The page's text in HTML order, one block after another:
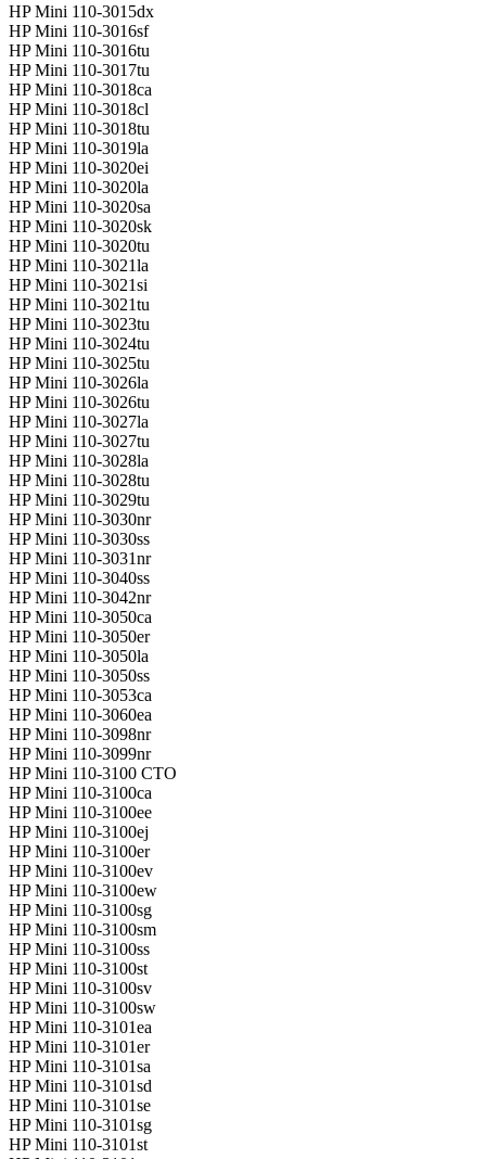
HP Mini 110-3015dx
HP Mini 110-3016sf
HP Mini 110-3016tu
HP Mini 110-3017tu
HP Mini 110-3018ca
HP Mini 110-3018cl
HP Mini 110-3018tu
HP Mini 110-3019la
HP Mini 110-3020ei
HP Mini 110-3020la
HP Mini 110-3020sa
HP Mini 110-3020sk
HP Mini 110-3020tu
HP Mini 110-3021la
HP Mini 110-3021si
HP Mini 110-3021tu
HP Mini 110-3023tu
HP Mini 110-3024tu
HP Mini 110-3025tu
HP Mini 110-3026la
HP Mini 110-3026tu
HP Mini 110-3027la
HP Mini 110-3027tu
HP Mini 110-3028la
HP Mini 110-3028tu
HP Mini 110-3029tu
HP Mini 110-3030nr
HP Mini 110-3030ss
HP Mini 110-3031nr
HP Mini 110-3040ss
HP Mini 110-3042nr
HP Mini 110-3050ca
HP Mini 110-3050er
HP Mini 110-3050la
HP Mini 110-3050ss
HP Mini 110-3053ca
HP Mini 110-3060ea
HP Mini 110-3098nr
HP Mini 110-3099nr
HP Mini 110-3100 CTO
HP Mini 110-3100ca
HP Mini 110-3100ee
HP Mini 110-3100ej
HP Mini 110-3100er
HP Mini 110-3100ev
HP Mini 110-3100ew
HP Mini 110-3100sg
HP Mini 110-3100sm
HP Mini 110-3100ss
HP Mini 110-3100st
HP Mini 110-3100sv
HP Mini 110-3100sw
HP Mini 110-3101ea
HP Mini 110-3101er
HP Mini 110-3101sa
HP Mini 110-3101sd
HP Mini 110-3101se
HP Mini 110-3101sg
HP Mini 110-3101st